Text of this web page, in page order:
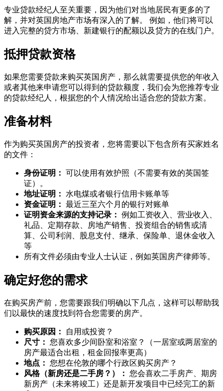
专业贷款经纪人至关重要，因为他们对当地居民有更多的了
解，并对英国房地产市场有深入的了解。 例如，他们将可以
进入完整的贷方市场、新建银行的配额以及贷方的在线门户。
抵押贷款资格
如果您需要贷款来购买英国房产，那么就需要提供您的年收入
或者其他来申请您可以得到的贷款额度，我们会为您推荐专业
的贷款经纪人，根据您的个人情况给出适合您的贷款方案。
准备材料
作为购买英国房产的投资者，您将需要以下包含所有买家姓名
的文件：
身份证明： 可以使用有效护照（不需要有效的英国签
证）。
地址证明：
水电煤或者银行信用卡账单等
资金证明： 最近三至六个月的银行对账单
证明资金来源的支持记录： 例如工资收入、营业收入、
礼品、定期存款、房地产销售、投资组合的销售或清
算、公司利润、股息支付、继承、保险单、退休金收入
等
所有文件必须由专业人士认证，例如英国房产律师等。
确定好您的需求
在购买房产前，您需要跟我们明确以下几点，这样可以帮助我
们以最快的速度找到符合您需要的房产。
购买原因：
自用或投资？
尺寸： 您喜欢多少间卧室和浴室？（一居室或两居室的
房产最适合出租，租金回报率更高）
地点： 您想在伦敦的哪个行政区购买房产？
风格（新房还是二手房？）： 您会喜欢二手房产、期房
新房产（未来将竣工）还是新开发项目中已经完工的新